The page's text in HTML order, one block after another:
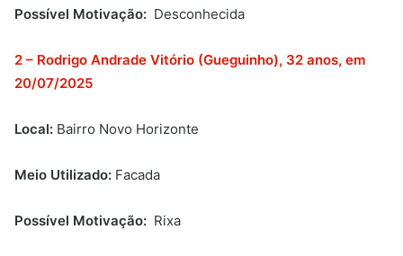
Possível Motivação: Desconhecida
2 – Rodrigo Andrade Vitório (Gueguinho), 32 anos, em
20/07/2025
Local: Bairro Novo Horizonte
Meio Utilizado: Facada
Possível Motivação: Rixa